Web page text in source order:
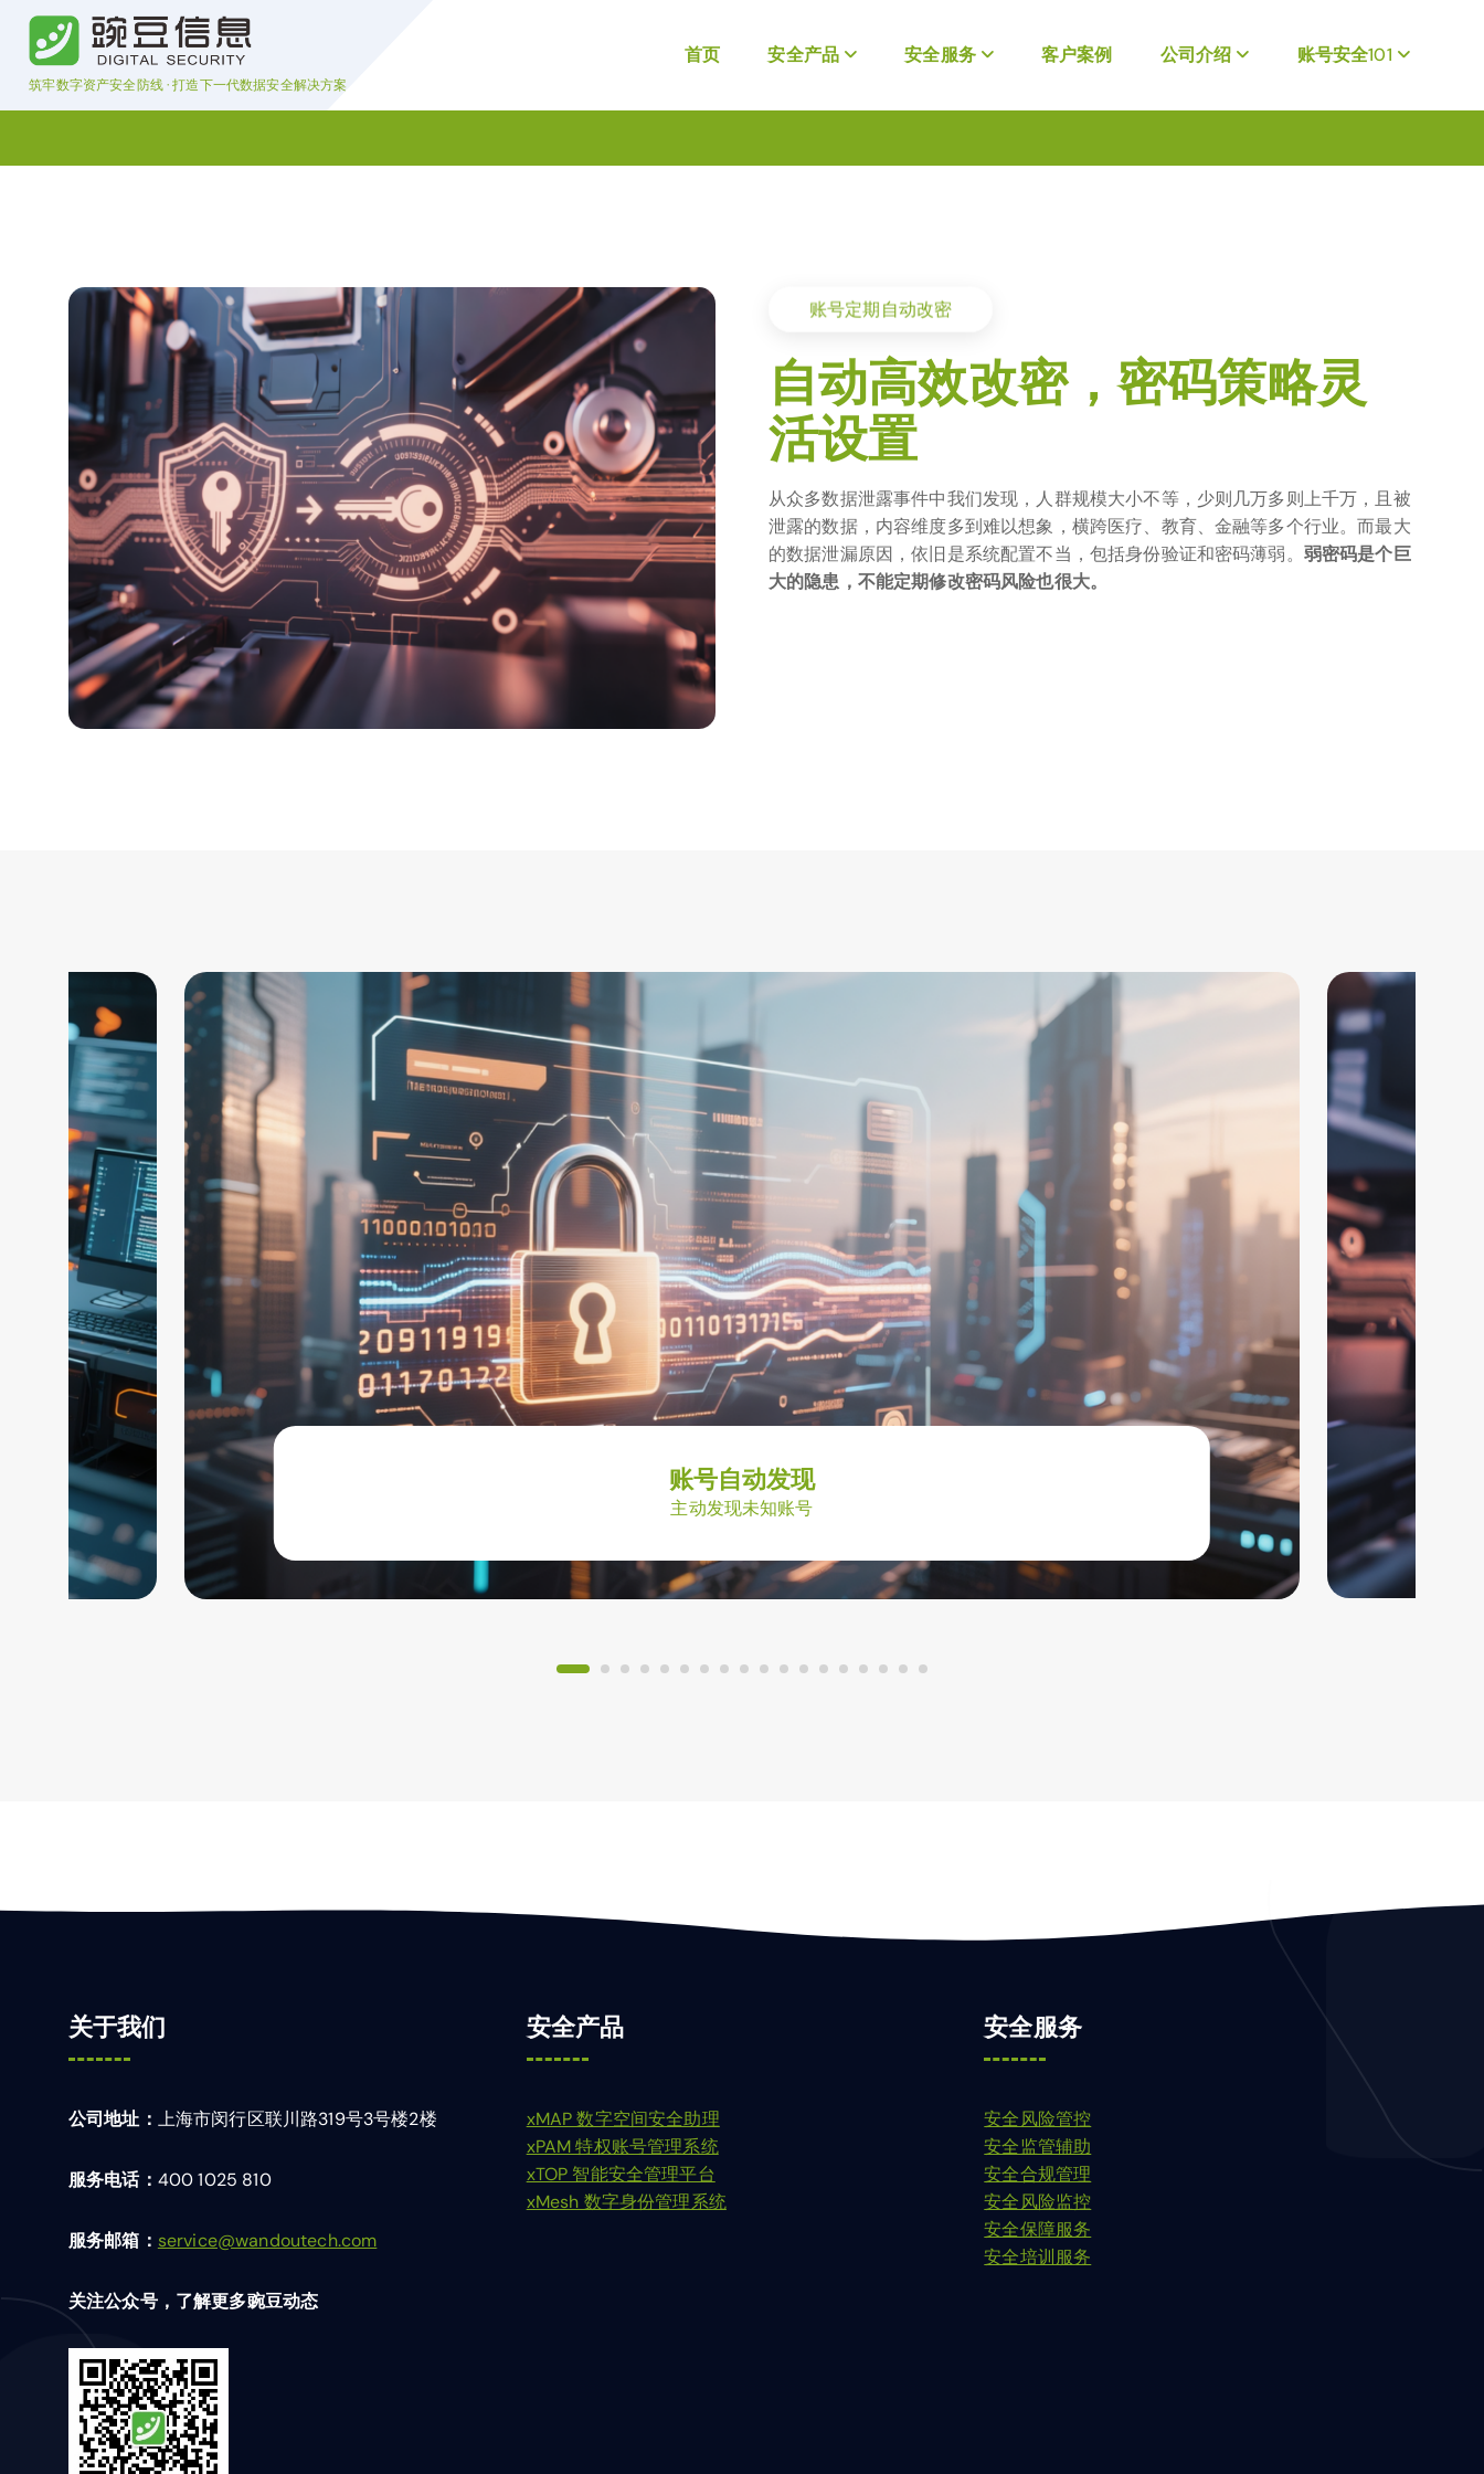
筑牢数字资产安全防线 · 打造下一代数据安全解决方案
首页 安全产品 安全服务 客户案例 公司介绍 账号安全101
账号定期自动改密
自动高效改密，密码策略灵
活设置
从众多数据泄露事件中我们发现，人群规模大小不等，少则几万多则上千万，且被
泄露的数据，内容维度多到难以想象，横跨医疗、教育、金融等多个行业。而最大
的数据泄漏原因，依旧是系统配置不当，包括身份验证和密码薄弱。 弱密码是个巨
大的隐患，不能定期修改密码风险也很大。
账号自动发现
主动发现未知账号
关于我们
公司地址： 上海市闵行区联川路319号3号楼2楼
服务电话： 400 1025 810
服务邮箱： service@wandoutech.com
关注公众号，了解更多豌豆动态
安全产品
xMAP 数字空间安全助理
xPAM 特权账号管理系统
xTOP 智能安全管理平台
xMesh 数字身份管理系统
安全服务
安全风险管控
安全监管辅助
安全合规管理
安全风险监控
安全保障服务
安全培训服务